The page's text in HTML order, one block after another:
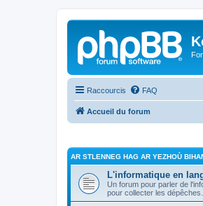
Raccourcis FAQ
Accueil du forum
AR STLENNEG HAG AR YEZHOÙ
L'informatique en
Un forum pour parler de
pour collecter les dépêches.